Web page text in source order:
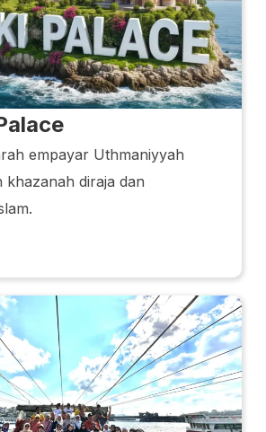
empayar Uthmaniyyah
khazanah diraja dan